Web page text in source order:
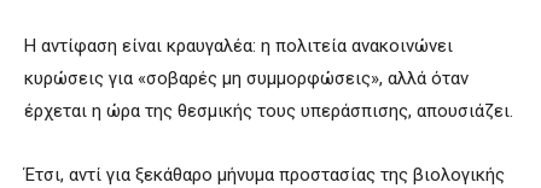
Η αντίφαση είναι κραυγαλέα: η πολιτεία ανακοινώνει
κυρώσεις για «σοβαρές μη συμμορφώσεις», αλλά όταν
έρχεται η ώρα της θεσμικής τους υπεράσπισης, απουσιάζει.
Έτσι, αντί για ξεκάθαρο μήνυμα προστασίας της βιολογικής